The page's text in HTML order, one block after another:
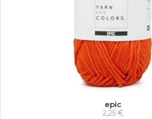
epic
2,25 €